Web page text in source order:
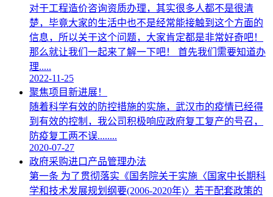
对于工程造价咨询资质办理，其实很多人都不是很清
楚，毕竟大家的生活中也不是经常能接触到这个方面的
信息，所以关于这个问题，大家肯定都是非常好奇吧！
那么就让我们一起来了解一下吧！ 首先我们需要知道办
理.....
2022-11-25
聚焦项目新进展！
随着科学有效的防控措施的实施，武汉市的疫情已经得
到有效的控制，我公司积极响应政府复工复产的号召，
防疫复工两不误........
2020-07-27
政府采购进口产品管理办法
第一条 为了贯彻落实《国务院关于实施〈国家中长期科
学和技术发展规划纲要(2006-2020年)〉若干配套政策的